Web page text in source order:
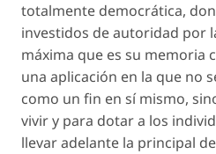
totalmente democrática,
investidos de autoridad por
máxima que es su memoria
una aplicación en la que no
como un fin en sí mismo,
vivir y para dotar a los
llevar adelante la principal